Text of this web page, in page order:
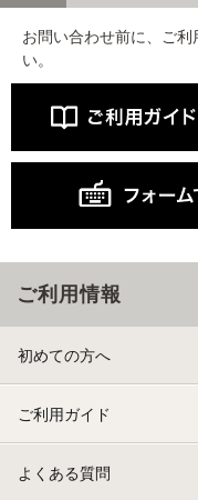
お問い合わせ前に、ご
い。
ご利用情報
初めての方へ
ご利用ガイド
よくある質問